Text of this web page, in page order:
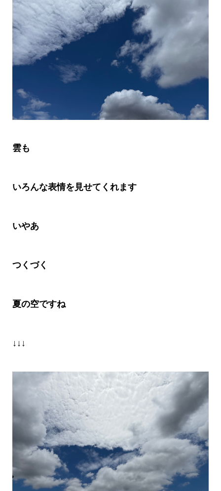
雲も
いろんな表情を見せてくれます
いやあ
つくづく
夏の空ですね
↓↓↓